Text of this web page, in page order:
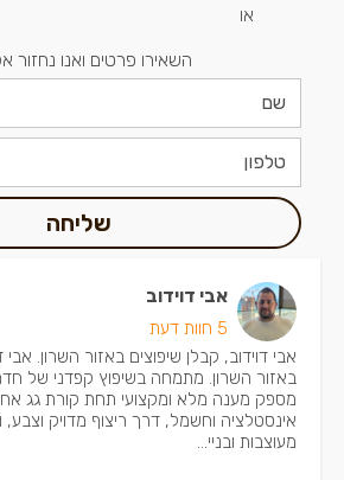
או
השאירו פרטים ואנו נחזור
שליחה
אבי דוידוב
5 חוות דעת
אבי דוידוב, קבלן שיפוצים באזור השרון. אבי
באזור השרון. מתמחה בשיפוץ קפדני של
מספק מענה מלא ומקצועי תחת קורת גג
אינסטלציה וחשמל, דרך ריצוף מדויק וצבע,
מעוצבות ובניי...